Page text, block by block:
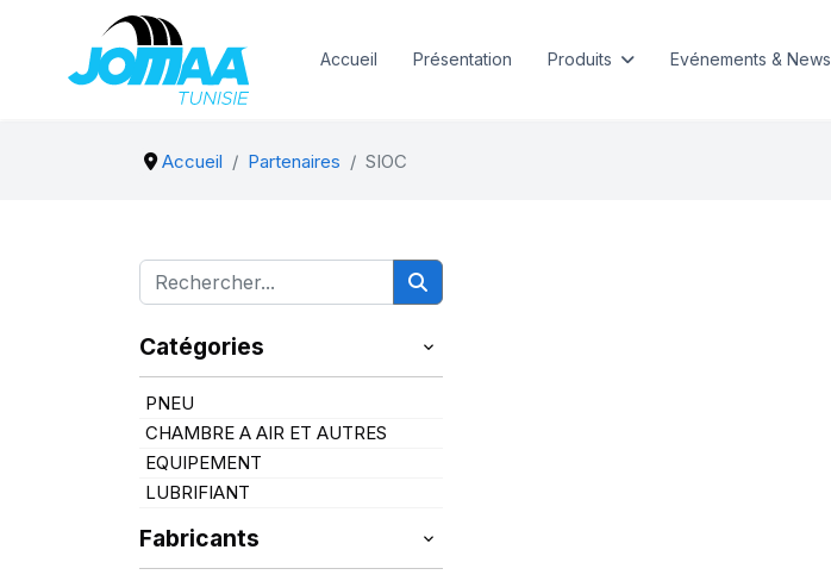
Accueil Présentation Produits Evénements & News
Accueil Partenaires SIOC
Catégories
PNEU
CHAMBRE A AIR ET AUTRES
EQUIPEMENT
LUBRIFIANT
Fabricants